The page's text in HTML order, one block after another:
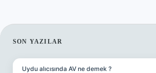
SIDEBAR
SON YAZILAR
Uydu alıcısında AV ne demek ?